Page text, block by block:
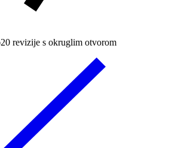
revizije s okruglim otvorom